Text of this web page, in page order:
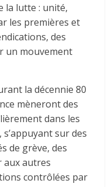
la lutte : unité,
les premières et
des
un mouvement
la décennie 80
mèneront des
dans les
sur des
de grève, des
aux autres
contrôlées par